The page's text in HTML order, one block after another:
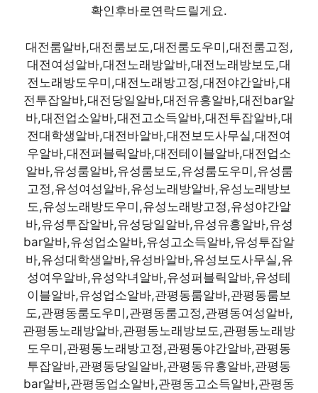
확인후바로연락드릴게요.
대전룸알바,대전룸보도,대전룸도우미,대전룸고정,
대전여성알바,대전노래방알바,대전노래방보도,대
전노래방도우미,대전노래방고정,대전야간알바,대
전투잡알바,대전당일알바,대전유흥알바,대전bar알
바,대전업소알바,대전고소득알바,대전투잡알바,대
전대학생알바,대전바알바,대전보도사무실,대전여
우알바,대전퍼블릭알바,대전테이블알바,대전업소
알바,유성룸알바,유성룸보도,유성룸도우미,유성룸
고정,유성여성알바,유성노래방알바,유성노래방보
도,유성노래방도우미,유성노래방고정,유성야간알
바,유성투잡알바,유성당일알바,유성유흥알바,유성
bar알바,유성업소알바,유성고소득알바,유성투잡알
바,유성대학생알바,유성바알바,유성보도사무실,유
성여우알바,유성악녀알바,유성퍼블릭알바,유성테
이블알바,유성업소알바,관평동룸알바,관평동룸보
도,관평동룸도우미,관평동룸고정,관평동여성알바,
관평동노래방알바,관평동노래방보도,관평동노래방
도우미,관평동노래방고정,관평동야간알바,관평동
투잡알바,관평동당일알바,관평동유흥알바,관평동
bar알바,관평동업소알바,관평동고소득알바,관평동